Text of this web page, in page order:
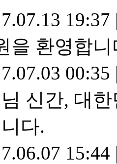
19:37
을 환영합니
00:35
신간, 대
다.
15:44